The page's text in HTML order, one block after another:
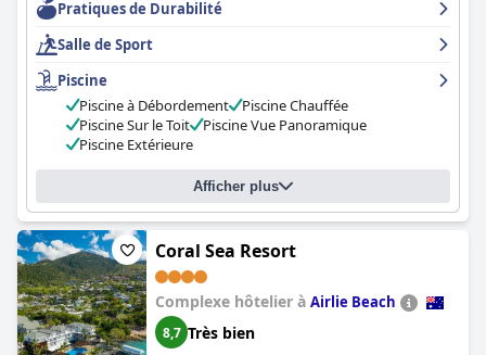
bien entretenues, et le personnel est attentif et professionnel,
offrant un service exceptionnel. La piscine et le bar sur le toit
sont des éléments remarquables de l'hôtel, avec des vues à
couper le souffle sur la ville et South Bank. Dans l'ensemble,
l'Emporium Hotel South Bank
est un hôtel magnifique, élégant
et exceptionnel que les clients ne voudront pas quitter.
Pratiques de Durabilité
Salle de Sport
Piscine
Piscine à Débordement
Piscine Chauffée
Piscine Sur le Toit
Piscine Vue Panoramique
Piscine Extérieure
Afficher plus
Coral Sea Resort
Complexe hôtelier à Airlie Beach
8,7 Très bien